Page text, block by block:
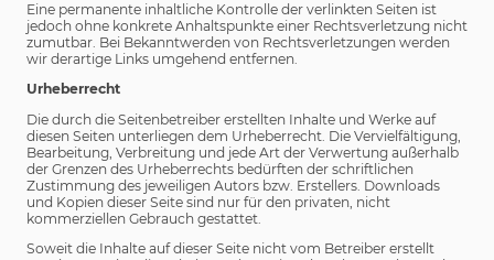
Eine permanente inhaltliche Kontrolle der verlinkten Seiten ist
jedoch ohne konkrete Anhaltspunkte einer Rechtsverletzung nicht
zumutbar. Bei Bekanntwerden von Rechtsverletzungen werden
wir derartige Links umgehend entfernen.
Urheberrecht
Die durch die Seitenbetreiber erstellten Inhalte und Werke auf
diesen Seiten unterliegen dem Urheberrecht. Die Vervielfältigung,
Bearbeitung, Verbreitung und jede Art der Verwertung außerhalb
der Grenzen des Urheberrechts bedürften der schriftlichen
Zustimmung des jeweiligen Autors bzw. Erstellers. Downloads
und Kopien dieser Seite sind nur für den privaten, nicht
kommerziellen Gebrauch gestattet.
Soweit die Inhalte auf dieser Seite nicht vom Betreiber erstellt